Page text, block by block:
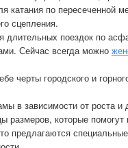
катания по пересеченной
сцепления.
поездок по
Сейчас всегда можно
черты городского и
в зависимости от роста
размеров, которые
предлагаются